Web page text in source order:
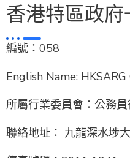
香港特區政
編號：058
English Name:
所屬行業委員會：公務
聯絡地址： 九龍深水埗